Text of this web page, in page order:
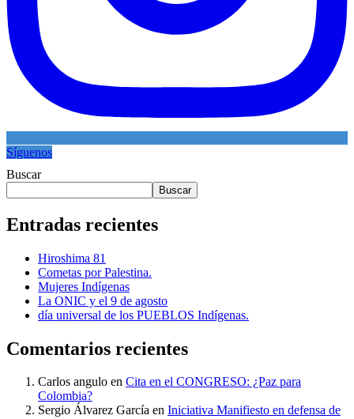
Síguenos
Buscar
Buscar
Entradas recientes
Hiroshima 81
Cometas por Palestina.
Mujeres Indígenas
La ONIC y el 9 de agosto
día universal de los PUEBLOS Indígenas.
Comentarios recientes
Carlos angulo en Cita en el CONGRESO: ¿Paz para
Colombia?
Sergio Álvarez García en Iniciativa Manifiesto en defensa de